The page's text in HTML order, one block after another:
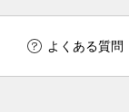
よくある質問